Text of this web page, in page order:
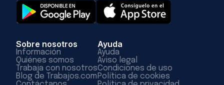
Sobre nosotros
Información
Quiénes somos
Trabaja con nosotros
Blog de Trabajos.com
Ayuda
Ayuda
Aviso legal
Condiciones de uso
Política de cookies